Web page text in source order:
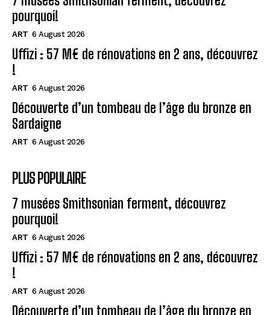
pourquoi!
ART 6 August 2026
Uffizi : 57 M€ de rénovations en 2 ans, découvrez
!
ART 6 August 2026
Découverte d’un tombeau de l’âge du bronze en
Sardaigne
ART 6 August 2026
PLUS POPULAIRE
7 musées Smithsonian ferment, découvrez
pourquoi!
ART 6 August 2026
Uffizi : 57 M€ de rénovations en 2 ans, découvrez
!
ART 6 August 2026
Découverte d’un tombeau de l’âge du bronze en